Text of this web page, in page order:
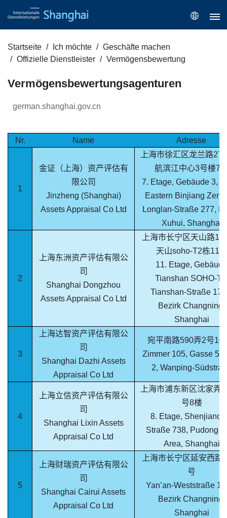
Startseite Ich möchte
Geschäfte machen
Offizielle Dienstleister
Vermögensbewertung
Vermögensbewertungsagenturen
german.shanghai.gov.cn
Nr. Name Adresse
1
金证（上海）资产评估有
限公司
Jinzheng (Shanghai)
Assets Appraisal Co Ltd
上海市徐汇区龙兰路
航滨江中心3号楼7
7. Etage, Gebäude 3,
Eastern Binjiang
Longlan-Straße 277,
Xuhui, Shanghai
2
上海东洲资产评估有限公
司
Shanghai Dongzhou
Assets Appraisal Co Ltd
上海市长宁区天山路
天山soho-T2栋11楼
11. Etage, Gebäude
Tianshan SOHO-
Tianshan-Straße
Bezirk Changning,
Shanghai
3
上海达智资产评估有限公
司
Shanghai Dazhi Assets
Appraisal Co Ltd
宛平南路590弄2号
Zimmer 105, Gasse
2, Wanping-
4
上海立信资产评估有限公
司
Shanghai Lixin Assets
Appraisal Co Ltd
上海市浦东新区沈家弄
号8楼
8. Etage,
Straße 738, Pudong
Area, Shanghai
5
上海财瑞资产评估有限公
司
Shanghai Cairui Assets
Appraisal Co Ltd
上海市长宁区延安西路
号
Yan’an-Weststraße
Bezirk Changning,
Shanghai